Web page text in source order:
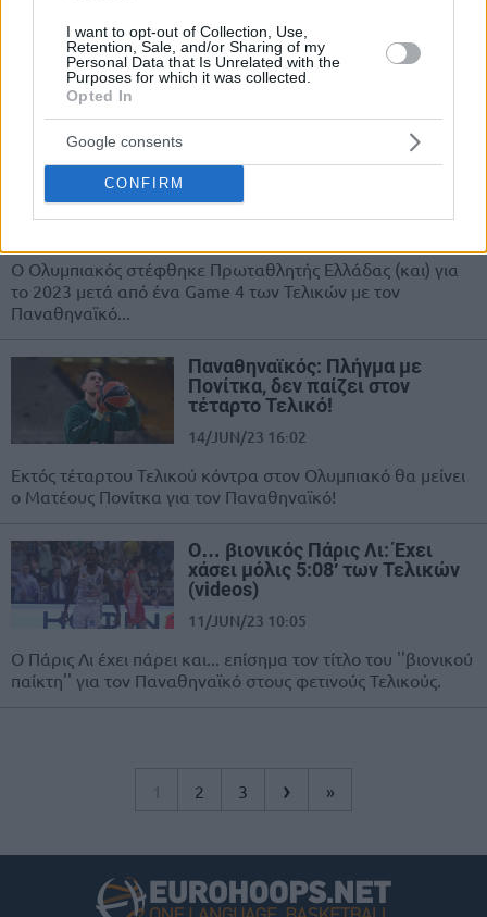
I want to opt-out of Collection, Use,
Retention, Sale, and/or Sharing of my
Personal Data that Is Unrelated with the
Purposes for which it was collected.
Opted In
Google consents
CONFIRM
22/JUN/23 22:06
Η Παρτιζάν επιβλήθηκε του Ερυθρού Αστέρα (96-85) στην
ασφυκτικά γεμάτη Σταρκ Αρένα και στέφθηκε
πρωταθλήτρια της Αδριατικής λίγκας για...
Οριστική διακοπή στο ΟΑΚΑ:
(videos)
Ο Ολυμπιακός στέφθηκε Πρωταθλητής Ελλάδας (και) για
το 2023 μετά από ένα Game 4 των Τελικών με τον
Παναθηναϊκό...
Παναθηναϊκός: Πλήγμα με
Πονίτκα, δεν παίζει στον
τέταρτο Τελικό!
14/JUN/23 16:02
Εκτός τέταρτου Τελικού κόντρα στον Ολυμπιακό θα μείνει
ο Ματέους Πονίτκα για τον Παναθηναϊκό!
Ο… βιονικός Πάρις Λι: Έχει
χάσει μόλις 5:08′ των Τελικών
(videos)
11/JUN/23 10:05
Ο Πάρις Λι έχει πάρει και... επίσημα τον τίτλο του ''βιονικού
παίκτη'' για τον Παναθηναϊκό στους φετινούς Τελικούς.
1 2 3 › »